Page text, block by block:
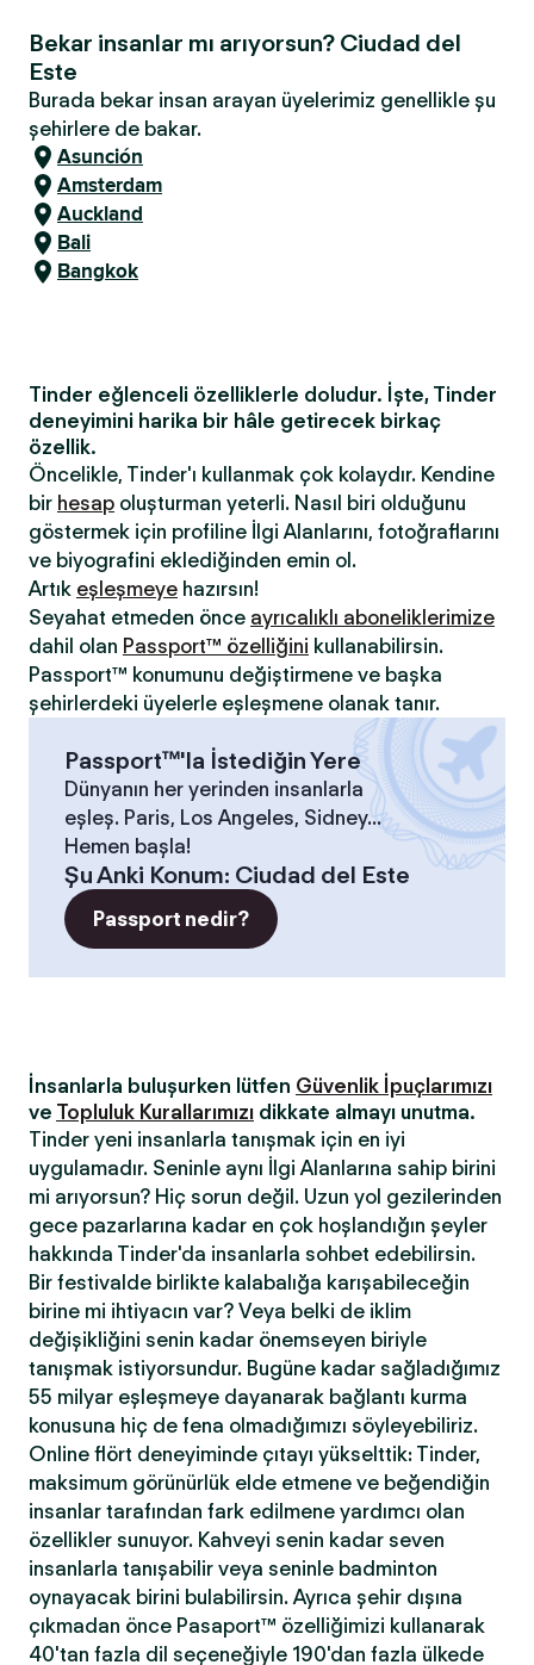
Bekar insanlar mı arıyorsun? Ciudad del
Este
Burada bekar insan arayan üyelerimiz genellikle şu
şehirlere de bakar.
Asunción
Amsterdam
Auckland
Bali
Bangkok
Tinder eğlenceli özelliklerle doludur. İşte, Tinder
deneyimini harika bir hâle getirecek birkaç
özellik.
Öncelikle, Tinder'ı kullanmak çok kolaydır. Kendine
bir hesap oluşturman yeterli. Nasıl biri olduğunu
göstermek için profiline İlgi Alanlarını, fotoğraflarını
ve biyografini eklediğinden emin ol.
Artık eşleşmeye hazırsın!
Seyahat etmeden önce ayrıcalıklı aboneliklerimize
dahil olan Passport™ özelliğini kullanabilirsin.
Passport™ konumunu değiştirmene ve başka
şehirlerdeki üyelerle eşleşmene olanak tanır.
Passport™'la İstediğin Yere
Dünyanın her yerinden insanlarla
eşleş. Paris, Los Angeles, Sidney...
Hemen başla!
Şu Anki Konum: Ciudad del Este
Passport nedir?
İnsanlarla buluşurken lütfen Güvenlik İpuçlarımızı
ve Topluluk Kurallarımızı dikkate almayı unutma.
Tinder yeni insanlarla tanışmak için en iyi
uygulamadır. Seninle aynı İlgi Alanlarına sahip birini
mi arıyorsun? Hiç sorun değil. Uzun yol gezilerinden
gece pazarlarına kadar en çok hoşlandığın şeyler
hakkında Tinder'da insanlarla sohbet edebilirsin.
Bir festivalde birlikte kalabalığa karışabileceğin
birine mi ihtiyacın var? Veya belki de iklim
değişikliğini senin kadar önemseyen biriyle
tanışmak istiyorsundur. Bugüne kadar sağladığımız
55 milyar eşleşmeye dayanarak bağlantı kurma
konusuna hiç de fena olmadığımızı söyleyebiliriz.
Online flört deneyiminde çıtayı yükselttik: Tinder,
maksimum görünürlük elde etmene ve beğendiğin
insanlar tarafından fark edilmene yardımcı olan
özellikler sunuyor. Kahveyi senin kadar seven
insanlarla tanışabilir veya seninle badminton
oynayacak birini bulabilirsin. Ayrıca şehir dışına
çıkmadan önce Pasaport™ özelliğimizi kullanarak
40'tan fazla dil seçeneğiyle 190'dan fazla ülkede